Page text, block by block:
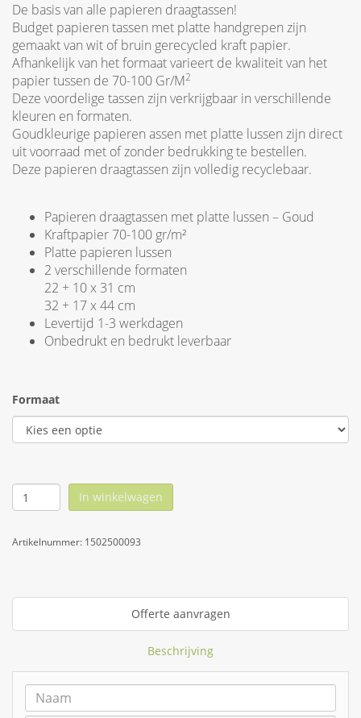
De basis van alle papieren draagtassen!
Budget papieren tassen met platte handgrepen zijn
gemaakt van wit of bruin gerecycled kraft papier.
Afhankelijk van het formaat varieert de kwaliteit van het
papier tussen de 70-100 Gr/M2
Deze voordelige tassen zijn verkrijgbaar in verschillende
kleuren en formaten.
Goudkleurige papieren assen met platte lussen zijn direct
uit voorraad met of zonder bedrukking te bestellen.
Deze papieren draagtassen zijn volledig recyclebaar.
Papieren draagtassen met platte lussen – Goud
Kraftpapier 70-100 gr/m²
Platte papieren lussen
2 verschillende formaten
22 + 10 x 31 cm
32 + 17 x 44 cm
Levertijd 1-3 werkdagen
Onbedrukt en bedrukt leverbaar
Formaat
In winkelwagen
Artikelnummer: 1502500093
Offerte aanvragen
Beschrijving